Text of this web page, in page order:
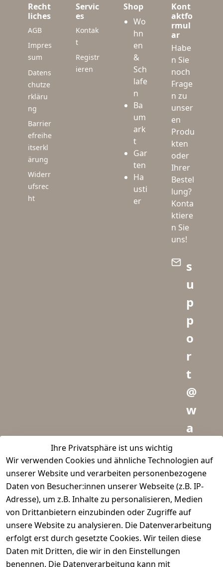
Ihre Privatsphäre ist uns wichtig
Wir verwenden Cookies und ähnliche Technologien auf
unserer Website und verarbeiten personenbezogene
Daten von Besucher:innen unserer Webseite (z.B. IP-
Adresse), um z.B. Inhalte zu personalisieren, Medien
von Drittanbietern einzubinden oder Zugriffe auf
unsere Website zu analysieren. Die Datenverarbeitung
erfolgt erst durch gesetzte Cookies. Wir teilen diese
Daten mit Dritten, die wir in den Einstellungen
benennen. Die Datenverarbeitung kann mit
Recht
liches
AGB
Impres
sum
Datens
chutze
rkläru
ng
Barrier
efreihe
itserkl
ärung
Widerr
ufsrec
ht
Servic
es
Kontak
t
Registr
ieren
Shop
Wo
hn
en
&
Sch
lafe
n
Ba
um
ark
t
Gar
ten
Ha
usti
er
Kont
aktfo
rmul
ar
Habe
n Sie
noch
Frage
n zu
unser
en
Produ
kten
oder
Ihrer
Bestel
lung?
Konta
ktiere
n Sie
uns!
s
u
p
p
o
r
t
@
w
a
d
m
e
i
s